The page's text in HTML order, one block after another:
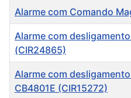
Alarme com Comando
Alarme com
(CIR24865)
Alarme com
CB4801E (CIR15272)